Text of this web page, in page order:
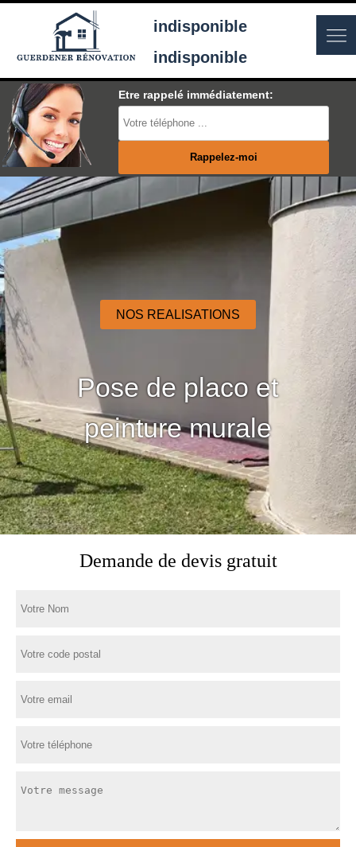
indisponible
indisponible
Etre rappelé immédiatement:
NOS REALISATIONS
Pose de placo et
peinture murale
Demande de devis gratuit